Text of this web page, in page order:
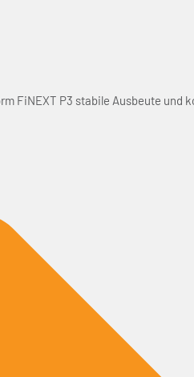
FiNEXT P3 stabile Ausbeute